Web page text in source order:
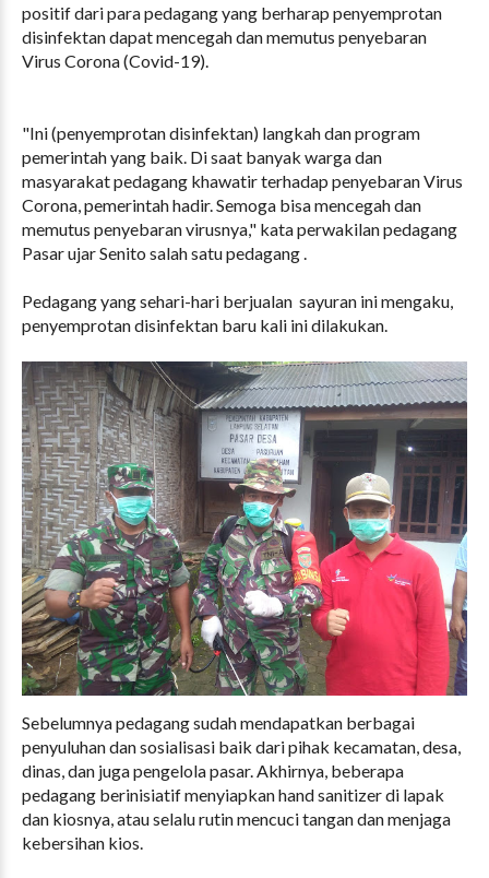
positif dari para pedagang yang berharap penyemprotan
disinfektan dapat mencegah dan memutus penyebaran
Virus Corona (Covid-19).
"Ini (penyemprotan disinfektan) langkah dan program
pemerintah yang baik. Di saat banyak warga dan
masyarakat pedagang khawatir terhadap penyebaran Virus
Corona, pemerintah hadir. Semoga bisa mencegah dan
memutus penyebaran virusnya," kata perwakilan pedagang
Pasar ujar Senito salah satu pedagang .
Pedagang yang sehari-hari berjualan sayuran ini mengaku,
penyemprotan disinfektan baru kali ini dilakukan.
Sebelumnya pedagang sudah mendapatkan berbagai
penyuluhan dan sosialisasi baik dari pihak kecamatan, desa,
dinas, dan juga pengelola pasar. Akhirnya, beberapa
pedagang berinisiatif menyiapkan hand sanitizer di lapak
dan kiosnya, atau selalu rutin mencuci tangan dan menjaga
kebersihan kios.